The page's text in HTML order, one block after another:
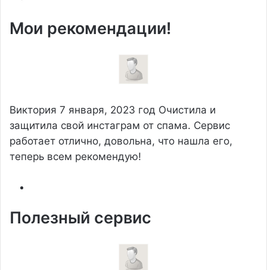
Мои рекомендации!
Виктория 7 января, 2023 год Очистила и
защитила свой инстаграм от спама. Сервис
работает отлично, довольна, что нашла его,
теперь всем рекомендую!
Полезный сервис